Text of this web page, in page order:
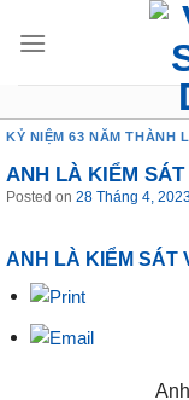
KỶ NIỆM 63 NĂM THÀNH
ANH LÀ KIỂM SÁT
Posted on 28 Tháng 4,
ANH LÀ KIỂM SÁT